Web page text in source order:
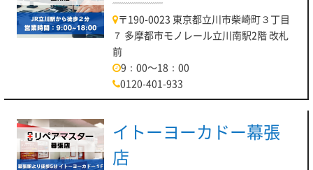
〒190-0023 東京都立川市柴崎町３丁目
７ 多摩都市モノレール立川南駅2階 改札
前
9：00～18：00
0120-401-933
イトーヨーカドー幕張
店